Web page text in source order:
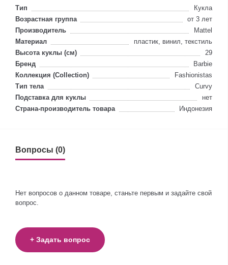
Тип
Кукла
Возрастная группа
от 3 лет
Производитель
Mattel
Материал
пластик, винил, текстиль
Высота куклы (см)
29
Бренд
Barbie
Коллекция (Collection)
Fashionistas
Тип тела
Curvy
Подставка для куклы
нет
Страна-производитель товара
Индонезия
Вопросы (0)
Нет вопросов о данном товаре, станьте первым и задайте свой
вопрос.
+ Задать вопрос